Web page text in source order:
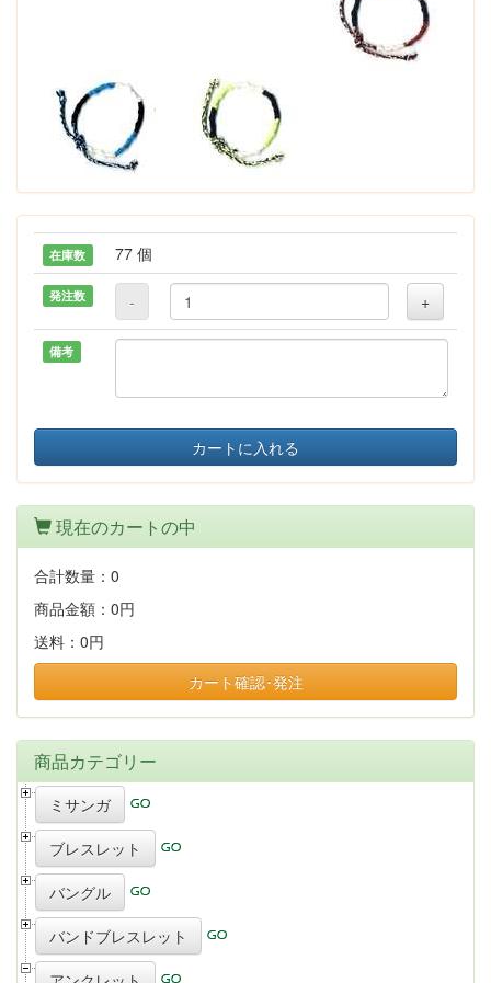
在庫数 77 個
発注数 - +
備考
カートに入れる
現在のカートの中
合計数量： 0
商品金額： 0円
送料： 0円
カート確認･発注
商品カテゴリー
ミサンガ
ブレスレット
バングル
バンドブレスレット